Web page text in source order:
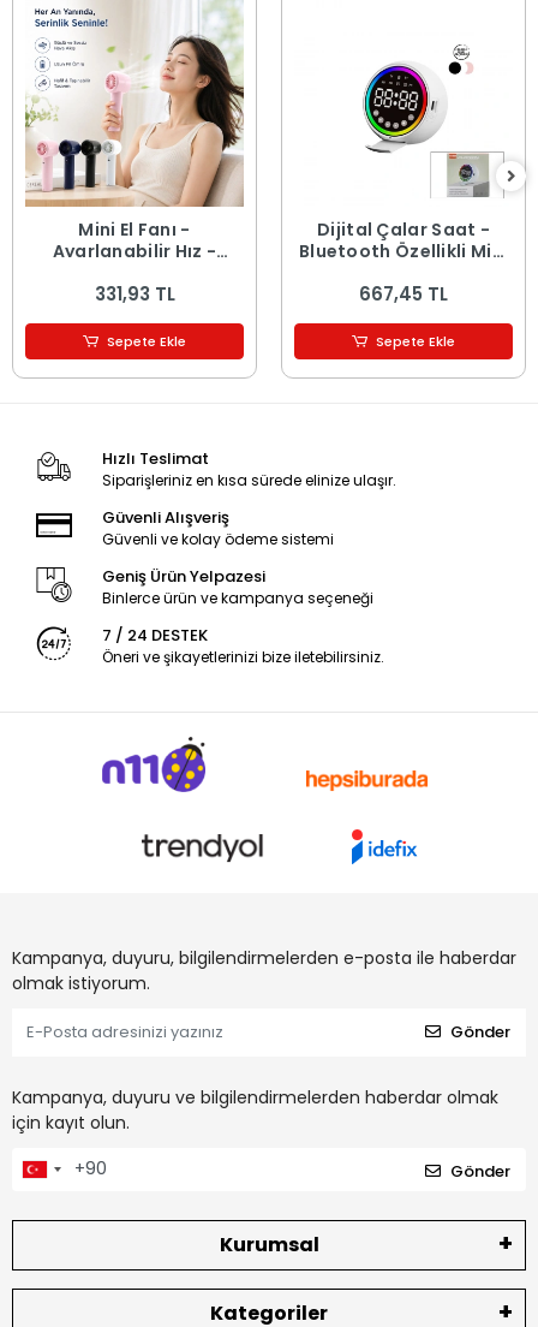
Mini El Fanı -
Ayarlanabilir Hız -
Karışık Renk
331,93 TL
Sepete Ekle
Dijital Çalar Saat -
Bluetooth Özellikli Mini
Işıklı
667,45 TL
Sepete Ekle
Hızlı Teslimat
Siparişleriniz en kısa sürede elinize ulaşır.
Güvenli Alışveriş
Güvenli ve kolay ödeme sistemi
Geniş Ürün Yelpazesi
Binlerce ürün ve kampanya seçeneği
7 / 24 DESTEK
Öneri ve şikayetlerinizi bize iletebilirsiniz.
Kampanya, duyuru, bilgilendirmelerden e-posta ile haberdar
olmak istiyorum.
Gönder
Kampanya, duyuru ve bilgilendirmelerden haberdar olmak
için kayıt olun.
Gönder
Kurumsal
Kategoriler